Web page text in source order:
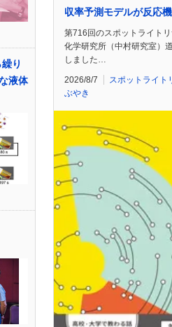
り
液体
収率予測モデルが反応
第716回のスポットライト
化学研究所（中村研究室）
しました…
2026/8/7 スポットライト
ぶやき